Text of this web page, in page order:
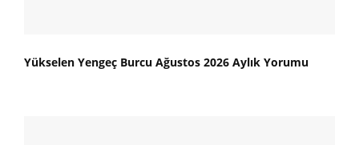
Yükselen Yengeç Burcu Ağustos 2026 Aylık Yorumu